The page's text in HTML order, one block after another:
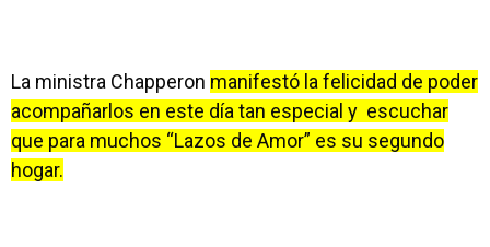
La ministra Chapperon manifestó la felicidad de poder
acompañarlos en este día tan especial y escuchar
que para muchos “Lazos de Amor” es su segundo
hogar.